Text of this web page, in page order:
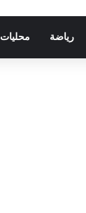
رياضة محليات